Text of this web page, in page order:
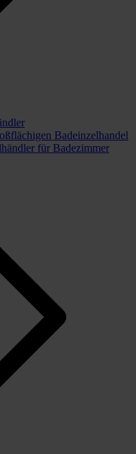
Badeinzelhandel
für Badezimmer